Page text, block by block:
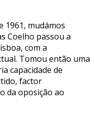
1961, mudámos
Coelho passou a
com a
Tomou então uma
capacidade de
factor
da oposição ao